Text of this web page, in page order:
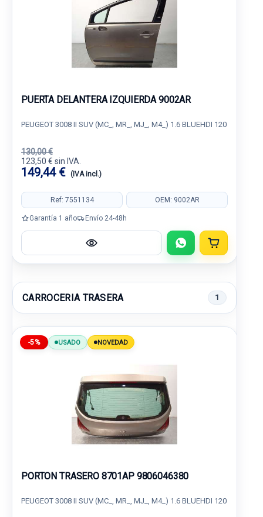
PUERTA DELANTERA IZQUIERDA 9002AR
PEUGEOT 3008 II SUV (MC_, MR_, MJ_, M4_) 1.6 BLUEHDI 120
130,00 €
123,50 € sin IVA.
149,44 € (IVA incl.)
Ref: 7551134 OEM: 9002AR
Garantía 1 año Envío 24-48h
CARROCERIA TRASERA 1
-5% USADO NOVEDAD
PORTON TRASERO 8701AP 9806046380
PEUGEOT 3008 II SUV (MC_, MR_, MJ_, M4_) 1.6 BLUEHDI 120